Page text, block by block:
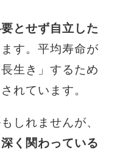
とせず自立した
す。平均寿命が
生き」するため
れています。
しれませんが、
く関わっている